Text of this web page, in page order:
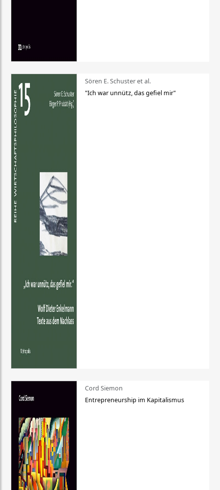
Sören E. Schuster et al.
"Ich war unnütz, das gefiel mir"
Cord Siemon
Entrepreneurship im Kapitalismus